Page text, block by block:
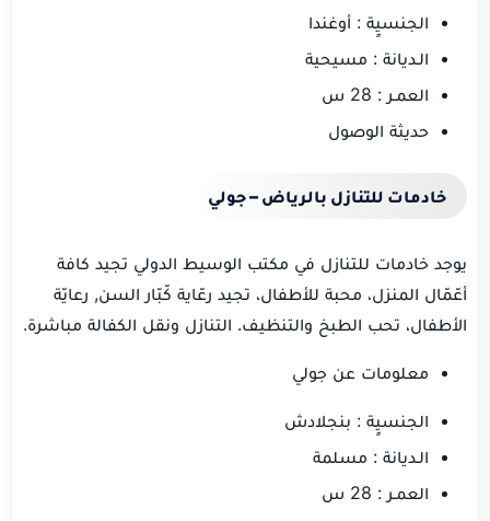
الجنسيٍة : أوغندا
الـديانة : مسيحية
العمـر : 28 س
حديثة الوصول
خادمات للتنازل بالرياض – جولي
يوجد خادمات للتنازل في مكتب الوسيط الدولي تجيد كافة
أعّمّال المنزل، محبة للأطفال، تجيد رعّاية كّبّار السن, رعايّة
الأطفال، تحب الطبخ والتنظيف. التنازل ونقل الكفالة مباشرة.
معلومات عن جولي
الجنسيٍة : بنجلادش
الـديانة : مسلمة
العمـر : 28 س